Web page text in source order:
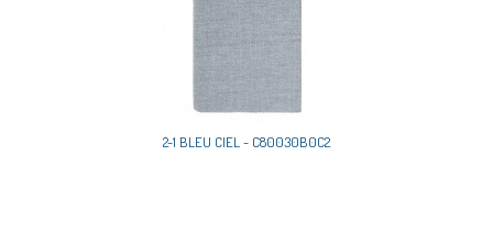
2-1 BLEU CIEL - C80030B0C2